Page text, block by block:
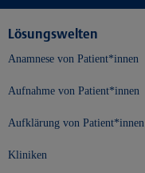
Lösungswelten
Anamnese von Patient*innen
Aufnahme von Patient*innen
Aufklärung von Patient*innen
Kliniken